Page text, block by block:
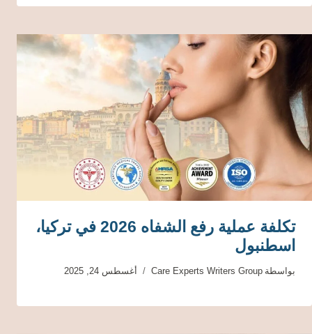
تكلفة عملية رفع الشفاه 2026 في تركيا،
اسطنبول
بواسطة Care Experts Writers Group أغسطس 24, 2025